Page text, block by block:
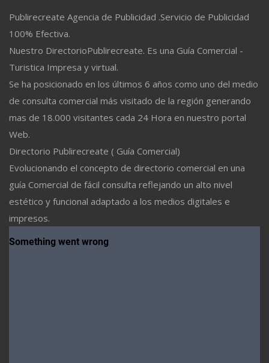
Publirecreate Agencia de Publicidad .Servicio de Publicidad
100% Efectiva.
Nuestro DirectorioPublirecreate. Es una Guía Comercial -
Turistica Impresa y virtual.
Se ha posicionado en los últimos 6 años como uno del medio
de consulta comercial más visitado de la región generando
mas de 18.000 visitantes cada 24 Hora en nuestro portal
Web.
Directorio Publirecreate ( Guía Comercial)
Evolucionando el concepto de directorio comercial en una
guía Comercial de fácil consulta reflejando un alto nivel
estético y funcional adaptado a los medios digitales e
impresos.